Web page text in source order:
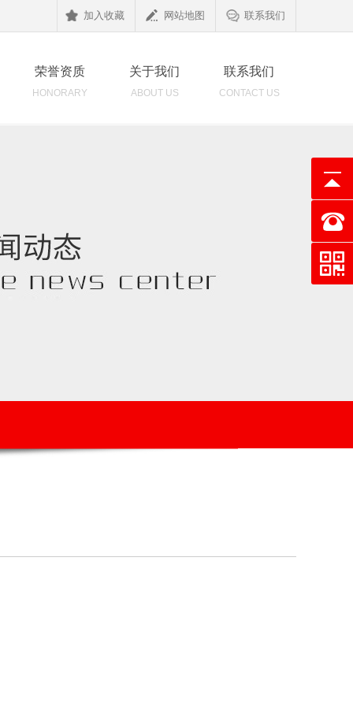
加入收藏 网站地图 联系我们
荣誉资质
HONORARY
关于我们
ABOUT US
联系我们
CONTACT US